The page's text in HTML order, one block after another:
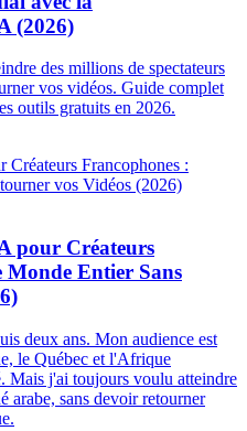
(2026)
des millions de spectateurs
vos vidéos. Guide complet
outils gratuits en 2026.
pour Créateurs
Monde Entier Sans
deux ans. Mon audience est
le Québec et l'Afrique
j'ai toujours voulu atteindre
arabe, sans devoir retourner